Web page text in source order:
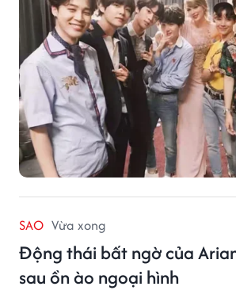
SAO Vừa xong
Động thái bất ngờ của
sau ồn ào ngoại hình